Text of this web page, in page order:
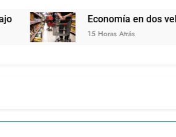
Economía en dos
15 Horas Atrás